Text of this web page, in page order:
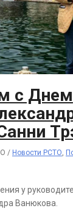
с Днем
/ Новости РСТО
у
Ванюкова.